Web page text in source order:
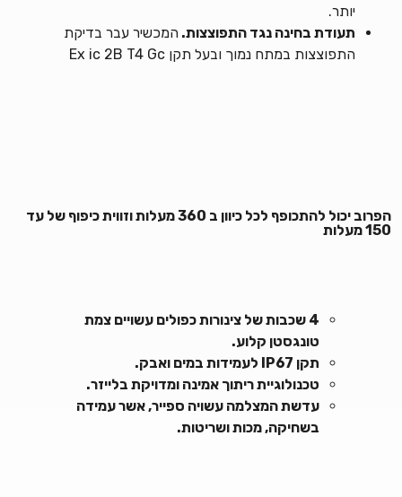
יותר.
תעודת בחינה נגד התפוצצות. המכשיר עבר בדיקת
התפוצצות במתח נמוך ובעל תקן Ex ic 2B T4 Gc
הפרוב יכול להתכופף לכל כיוון ב 360 מעלות וזווית כיפוף של עד
150 מעלות
4 שכבות של צינורות כפולים עשויים צמת
טונגסטן קלוע.
תקן IP67 לעמידות במים ואבק.
טכנולוגיית ריתוך אמינה ומדויקת בלייזר.
עדשת המצלמה עשויה ספייר, אשר עמידה
בשחיקה, מכות ושריטות.